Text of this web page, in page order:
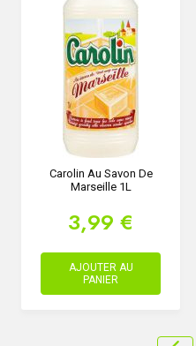
Carolin Au Savon De
Marseille 1L
3,99 €
AJOUTER AU
PANIER